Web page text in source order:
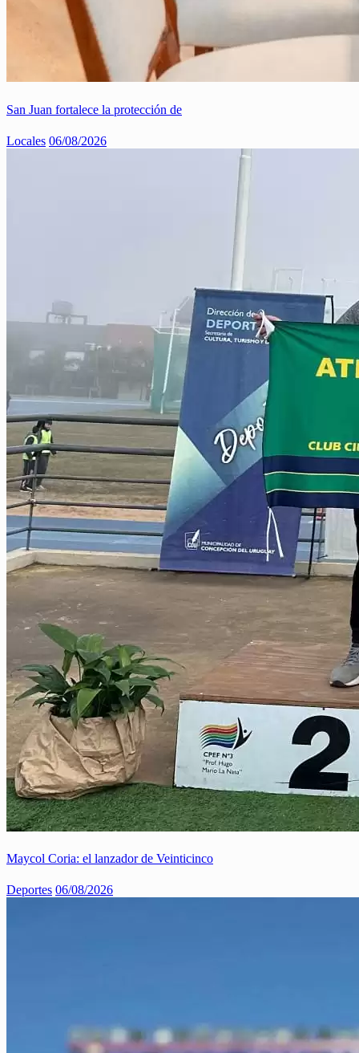
San Juan fortalece la protección de
Locales 06/08/2026
Maycol Coria: el lanzador de Veinticinco
Deportes 06/08/2026